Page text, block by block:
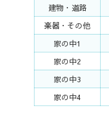
建物・道路
楽器・その他
家の中1
家の中2
家の中3
家の中4